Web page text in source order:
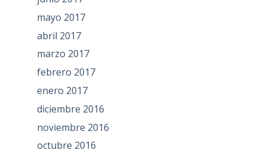
mayo 2017
abril 2017
marzo 2017
febrero 2017
enero 2017
diciembre 2016
noviembre 2016
octubre 2016